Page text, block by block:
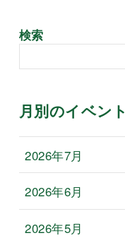
検索
月別のイベント
2026年7月
2026年6月
2026年5月